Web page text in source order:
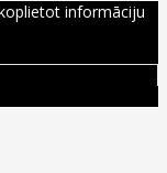
informāciju